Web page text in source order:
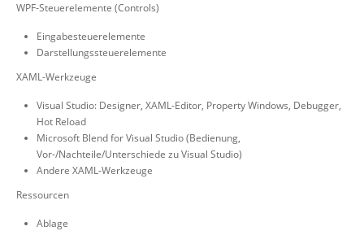
WPF-Steuerelemente (Controls)
Eingabesteuerelemente
Darstellungssteuerelemente
XAML-Werkzeuge
Visual Studio: Designer, XAML-Editor, Property Windows, Debugger,
Hot Reload
Microsoft Blend for Visual Studio (Bedienung,
Vor-/Nachteile/Unterschiede zu Visual Studio)
Andere XAML-Werkzeuge
Ressourcen
Ablage